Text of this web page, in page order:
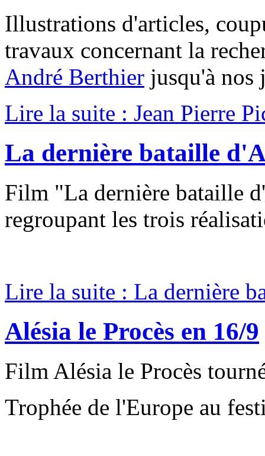
Illustrations d'articles,
travaux concernant la
André Berthier jusqu'à nos
Lire la suite : Jean Pierre
La dernière bataille
Film "La dernière bataille
regroupant les trois
Lire la suite : La dernière
Alésia le Procès en 16/9
Film Alésia le Procès
Trophée de l'Europe au